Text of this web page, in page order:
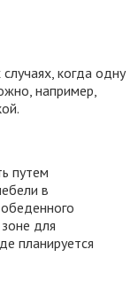
когда одну
например,
путем
в
для
планируется